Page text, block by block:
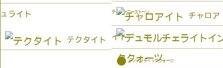
ュライト ティファニーストーン チャロア
イト
テクタイト
● デンドリティッククォーツ